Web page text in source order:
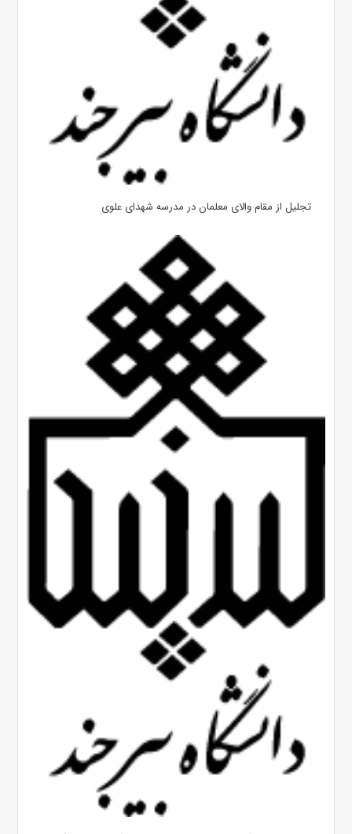
تجلیل از مقام والای معلمان در مدرسه شهدای علوی